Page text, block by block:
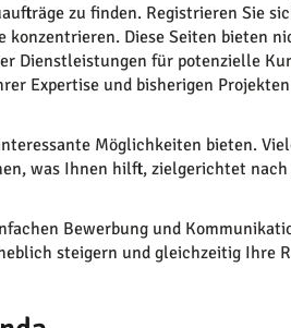
zu finden. Registrieren Sie
konzentrieren. Diese Seiten bieten
Dienstleistungen für potenzielle
Expertise und bisherigen
Möglichkeiten bieten.
was Ihnen hilft, zielgerichtet
Bewerbung und
steigern und gleichzeitig Ihre